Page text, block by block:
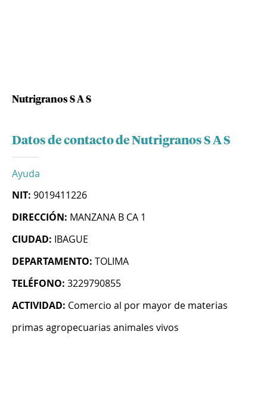
Nutrigranos S A S
Datos de contacto de Nutrigranos S A S
Ayuda
NIT: 9019411226
DIRECCIÓN: MANZANA B CA 1
CIUDAD: IBAGUE
DEPARTAMENTO: TOLIMA
TELÉFONO: 3229790855
ACTIVIDAD: Comercio al por mayor de materias
primas agropecuarias animales vivos